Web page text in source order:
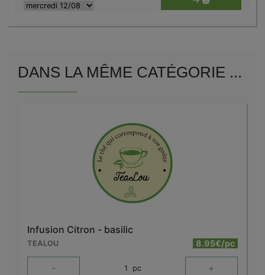
DANS LA MÊME CATÉGORIE ...
Infusion Citron - basilic
TEALOU 8.95€/pc
- 1 pc +